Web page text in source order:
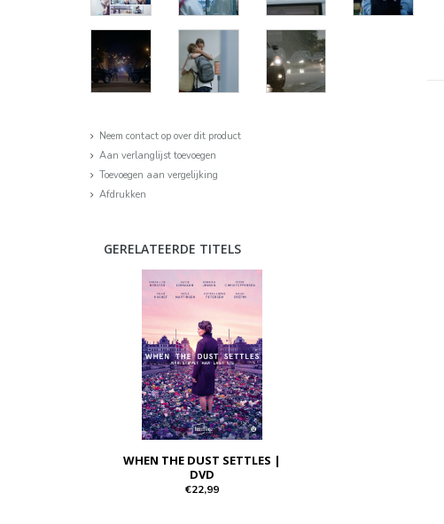
Neem contact op over dit product
Aan verlanglijst toevoegen
Toevoegen aan vergelijking
Afdrukken
GERELATEERDE TITELS
WHEN THE DUST SETTLES |
DVD
€22,99